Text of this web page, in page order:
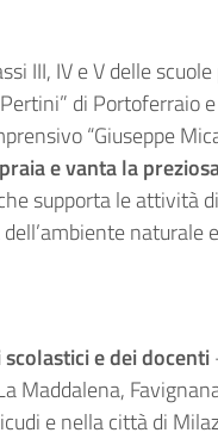
III, IV e V delle
di Portoferraio
“Giuseppe
e vanta la
supporta le attività
naturale
e dei docenti
Maddalena,
e nella città di